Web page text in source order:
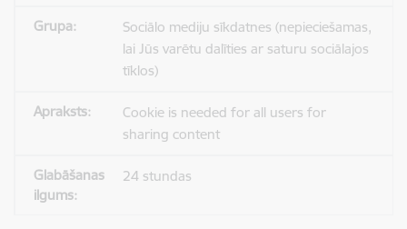
Sociālo mediju sīkdatnes (nepieciešamas,
lai Jūs varētu dalīties ar saturu sociālajos
tīklos)
Cookie is needed for all users for
sharing content
24 stundas